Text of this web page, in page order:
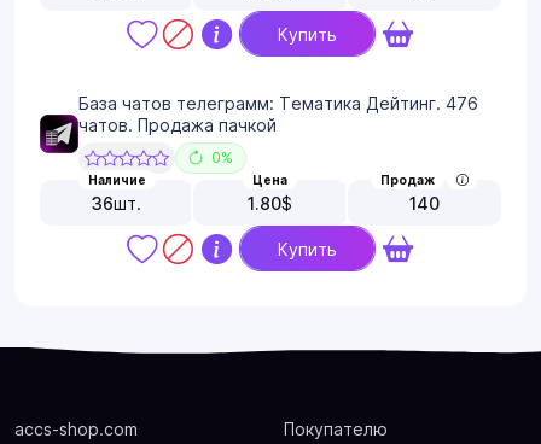
Купить
База чатов телеграмм: Тематика Дейтинг. 476
чатов. Продажа пачкой
0%
Наличие
36шт.
Цена
1.80$
Продаж
140
Купить
accs-shop.com Покупателю